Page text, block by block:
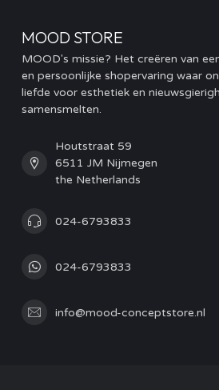
MOOD STORE
MOOD's missie? Het creëren van
en persoonlijke shopervaring waar
liefde voor esthetiek en
samensmelten.
Houtstraat 59
6511 JM Nijmegen
the Netherlands
024-6793833
024-6793833
info@mood-conceptstore.nl